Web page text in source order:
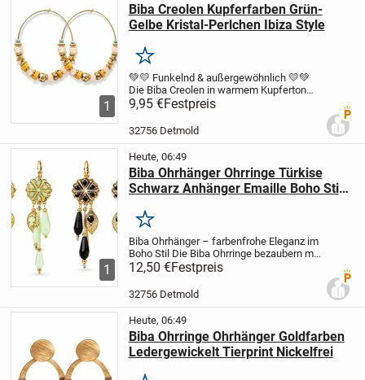
1
Biba Creolen Kupferfarben Grün-
Gelbe Kristal-Perlchen Ibiza Style
Merken
💚💛 Funkelnd & außergewöhnlich 💛💚
Die Biba Creolen in warmem Kupferton
werden durch funkelnde grün-gelbe
Kristall-Perlchen veredelt. Ihr
farbenfrohes, strahlendes Design macht
9,95 €Festpreis
32756 Detmold
1
Heute, 06:49
Biba Ohrhänger Ohrringe Türkise
Schwarz Anhänger Emaille Boho Stil
Merken
Biba Ohrhänger – farbenfrohe Eleganz im
Boho Stil Die Biba Ohrringe bezaubern mit
türkisen oder Schwarzen Anhängern und
feinen Emaille-Verzierungen, die in jedem
Licht strahlen. Dieses lebendige...
12,50 €Festpreis
32756 Detmold
Heute, 06:49
Biba Ohrringe Ohrhänger Goldfarben
Ledergewickelt Tierprint Nickelfrei